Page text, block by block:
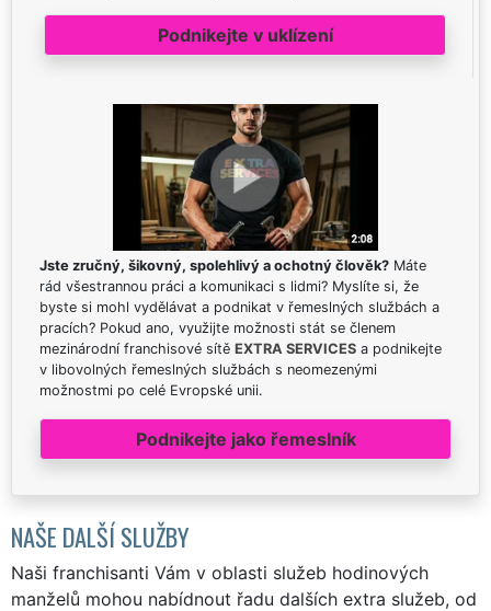
Podnikejte v uklízení
Jste zručný, šikovný, spolehlivý a ochotný člověk? Máte
rád všestrannou práci a komunikaci s lidmi? Myslíte si, že
byste si mohl vydělávat a podnikat v řemeslných službách a
pracích? Pokud ano, využijte možnosti stát se členem
mezinárodní franchisové sítě EXTRA SERVICES a podnikejte
v libovolných řemeslných službách s neomezenými
možnostmi po celé Evropské unii.
Podnikejte jako řemeslník
NAŠE DALŠÍ SLUŽBY
Naši franchisanti Vám v oblasti služeb hodinových
manželů mohou nabídnout řadu dalších extra služeb, od